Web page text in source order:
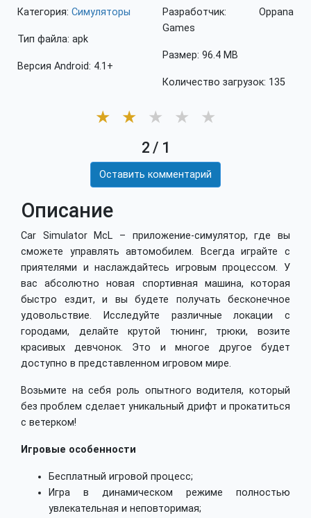
Категория: Симуляторы
Тип файла: apk
Версия Android: 4.1+
Разработчик: Oppana
Games
Размер: 96.4 MB
Количество загрузок: 135
★ ★ ★ ★ ★
2 / 1
Оставить комментарий
Описание
Car Simulator McL – приложение-симулятор, где вы
сможете управлять автомобилем. Всегда играйте с
приятелями и наслаждайтесь игровым процессом. У
вас абсолютно новая спортивная машина, которая
быстро ездит, и вы будете получать бесконечное
удовольствие. Исследуйте различные локации с
городами, делайте крутой тюнинг, трюки, возите
красивых девчонок. Это и многое другое будет
доступно в представленном игровом мире.
Возьмите на себя роль опытного водителя, который
без проблем сделает уникальный дрифт и прокатиться
с ветерком!
Игровые особенности
Бесплатный игровой процесс;
Игра в динамическом режиме полностью
увлекательная и неповторимая;